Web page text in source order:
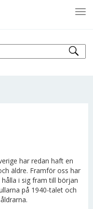
har redan haft en
äldre. Framför oss har
i sig fram till början
på 1940-talet och